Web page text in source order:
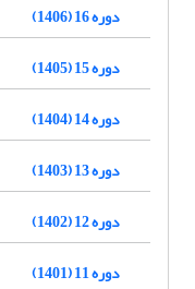
دوره 16 (1406)
دوره 15 (1405)
دوره 14 (1404)
دوره 13 (1403)
دوره 12 (1402)
دوره 11 (1401)